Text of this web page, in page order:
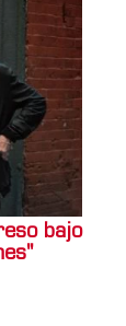
bajo